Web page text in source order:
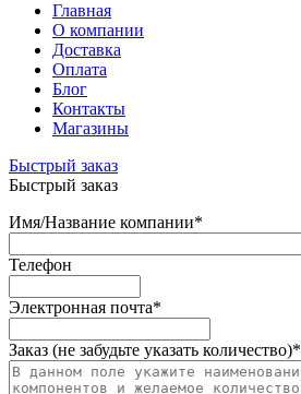
Главная
О компании
Доставка
Оплата
Блог
Контакты
Магазины
Быстрый заказ
Быстрый заказ
Имя/Название компании*
Телефон
Электронная почта*
Заказ (не забудьте указать количество)*